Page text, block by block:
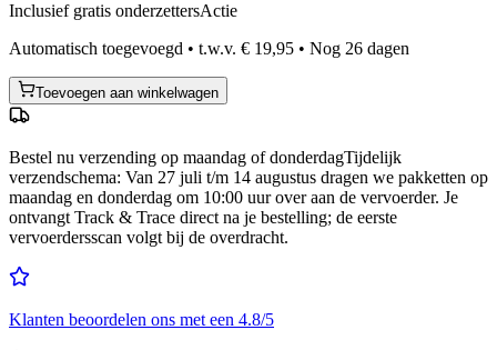
Inclusief gratis onderzettersActie
Automatisch toegevoegd • t.w.v. € 19,95 • Nog 26 dagen
Toevoegen aan winkelwagen
Bestel nu verzending op maandag of donderdagTijdelijk
verzendschema: Van 27 juli t/m 14 augustus dragen we pakketten op
maandag en donderdag om 10:00 uur over aan de vervoerder. Je
ontvangt Track & Trace direct na je bestelling; de eerste
vervoerdersscan volgt bij de overdracht.
Klanten beoordelen ons met een 4.8/5